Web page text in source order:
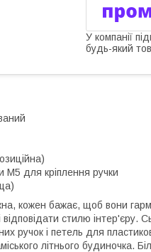
У компанії
будь-який
М5 для кріплення ручки
кожен бажає, щоб вони
стилю інтер'єру.
ручок і петель для
літнього будиночка.